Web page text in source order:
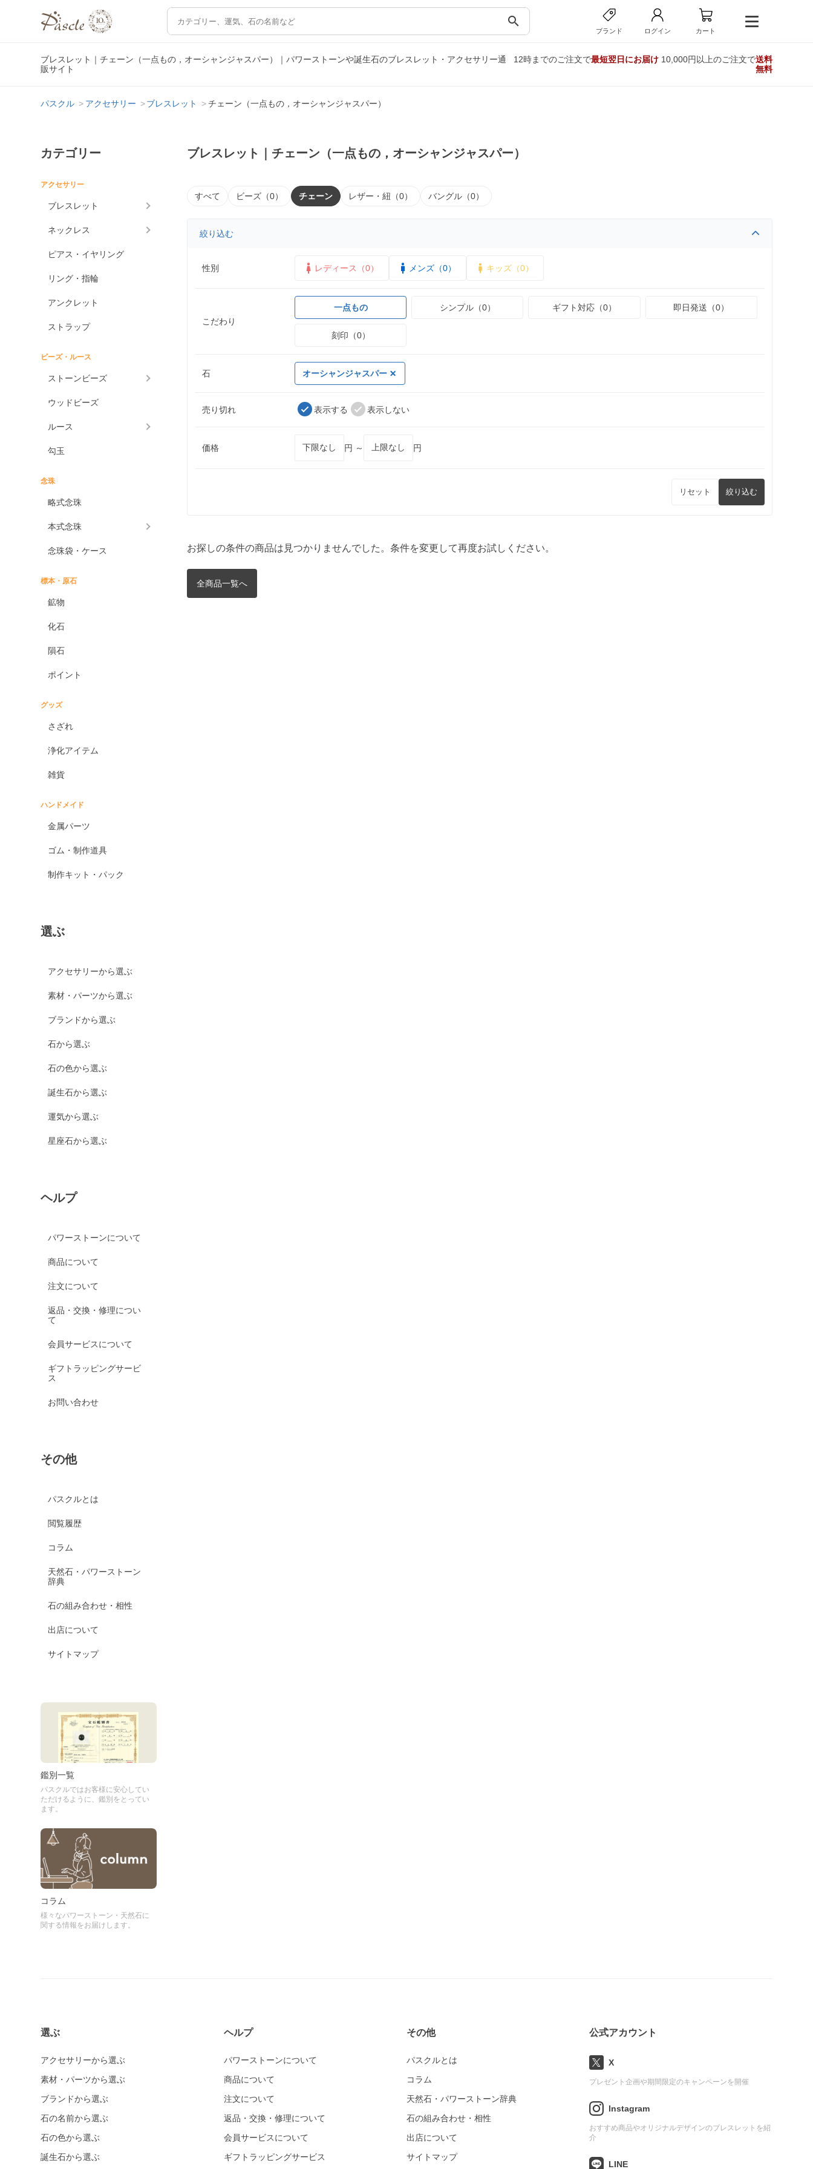
search
ブランド ログイン カート
ブレスレット｜チェーン（一点もの，オーシャンジャスパー）｜パワーストーンや誕生石のブレスレット・アクセサリー通
販サイト
12時までのご注文で最短翌日にお届け10,000円以上のご注文で送料
無料
パスクル アクセサリー ブレスレット チェーン（一点もの，オーシャンジャスパー）
カテゴリー
アクセサリー
ブレスレット
ネックレス
ピアス・イヤリング
リング・指輪
アンクレット
ストラップ
ビーズ・ルース
ストーンビーズ
ウッドビーズ
ルース
勾玉
念珠
略式念珠
本式念珠
念珠袋・ケース
標本・原石
鉱物
化石
隕石
ポイント
グッズ
さざれ
浄化アイテム
雑貨
ハンドメイド
金属パーツ
ゴム・制作道具
制作キット・パック
選ぶ
アクセサリーから選ぶ
素材・パーツから選ぶ
ブランドから選ぶ
石から選ぶ
石の色から選ぶ
誕生石から選ぶ
運気から選ぶ
星座石から選ぶ
ヘルプ
パワーストーンについて
商品について
注文について
返品・交換・修理につい
て
会員サービスについて
ギフトラッピングサービ
ス
お問い合わせ
その他
パスクルとは
閲覧履歴
コラム
天然石・パワーストーン
辞典
石の組み合わせ・相性
出店について
サイトマップ
鑑別一覧
パスクルではお客様に安心してい
ただけるように、鑑別をとってい
ます。
コラム
様々なパワーストーン・天然石に
関する情報をお届けします。
ブレスレット｜チェーン（一点もの，オーシャンジャスパー）
すべて ビーズ（0） チェーン レザー・紐（0） バングル（0）
絞り込む
性別 レディース（0） メンズ（0） キッズ（0）
こだわり
一点もの シンプル（0） ギフト対応（0） 即日発送（0）
刻印（0）
石 オーシャンジャスパー
売り切れ 表示する 表示しない
価格 円 ～ 円
リセット 絞り込む
お探しの条件の商品は見つかりませんでした。条件を変更して再度お試しください。
全商品一覧へ
選ぶ
アクセサリーから選ぶ
素材・パーツから選ぶ
ブランドから選ぶ
石の名前から選ぶ
石の色から選ぶ
誕生石から選ぶ
ヘルプ
パワーストーンについて
商品について
注文について
返品・交換・修理について
会員サービスについて
ギフトラッピングサービス
その他
パスクルとは
コラム
天然石・パワーストーン辞典
石の組み合わせ・相性
出店について
サイトマップ
公式アカウント
X
プレゼント企画や期間限定のキャンペーンを開催
Instagram
おすすめ商品やオリジナルデザインのブレスレットを紹
介
LINE